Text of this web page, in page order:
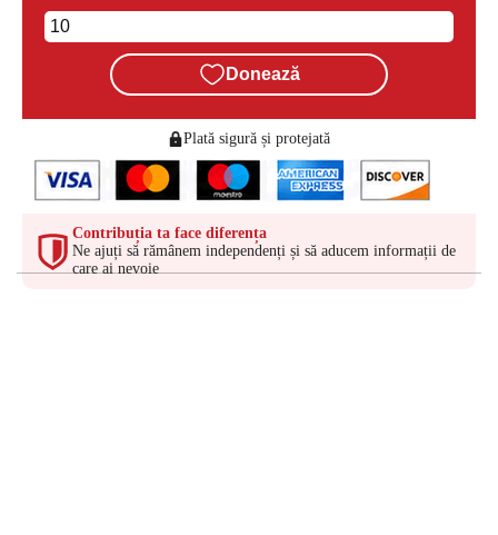
Donează
Plată sigură și protejată
Contribuția ta face diferența
Ne ajuți să rămânem independenți și să aducem informații de
care ai nevoie